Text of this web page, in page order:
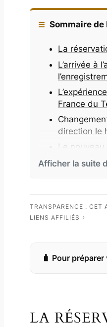
Sommaire de
La
L’arrivée à
France du
direction le
Le nouveau
du terminal
L’arrivée à
Mon
Bonus :
en Géorgie
Afficher la suite
TRANSPARENCE : CET
LIENS AFFILIÉS
Pour
LA